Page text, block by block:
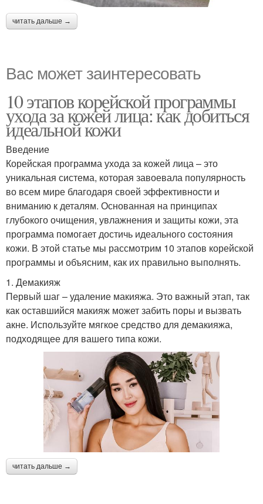
читать дальше →
Вас может заинтересовать
10 этапов корейской программы
ухода за кожей лица: как добиться
идеальной кожи
Введение
Корейская программа ухода за кожей лица – это
уникальная система, которая завоевала популярность
во всем мире благодаря своей эффективности и
вниманию к деталям. Основанная на принципах
глубокого очищения, увлажнения и защиты кожи, эта
программа помогает достичь идеального состояния
кожи. В этой статье мы рассмотрим 10 этапов корейской
программы и объясним, как их правильно выполнять.
1. Демакияж
Первый шаг – удаление макияжа. Это важный этап, так
как оставшийся макияж может забить поры и вызвать
акне. Используйте мягкое средство для демакияжа,
подходящее для вашего типа кожи.
читать дальше →